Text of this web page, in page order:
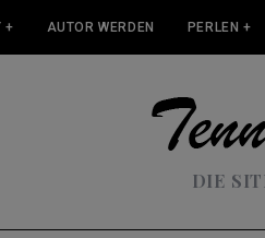
+ AUTOR WERDEN PERLEN +
DIE